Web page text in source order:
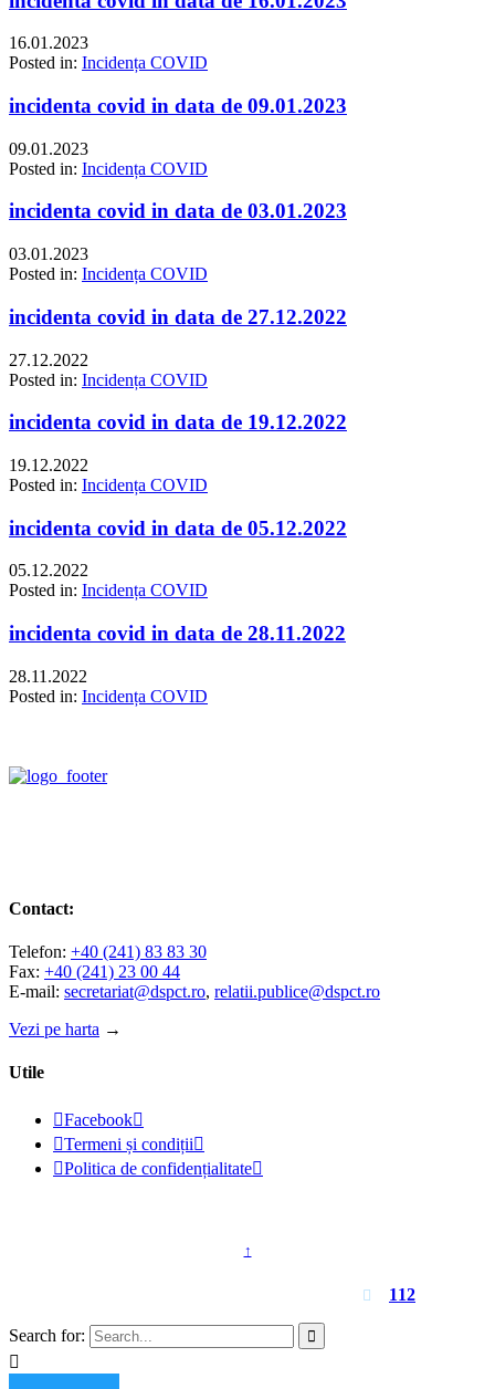
16.01.2023
Posted in: Incidența COVID
incidenta covid in data de 09.01.2023
09.01.2023
Posted in: Incidența COVID
incidenta covid in data de 03.01.2023
03.01.2023
Posted in: Incidența COVID
incidenta covid in data de 27.12.2022
27.12.2022
Posted in: Incidența COVID
incidenta covid in data de 19.12.2022
19.12.2022
Posted in: Incidența COVID
incidenta covid in data de 05.12.2022
05.12.2022
Posted in: Incidența COVID
incidenta covid in data de 28.11.2022
28.11.2022
Posted in: Incidența COVID
Contact:
Telefon: +40 (241) 83 83 30
Fax: +40 (241) 23 00 44
E-mail: secretariat@dspct.ro, relatii.publice@dspct.ro
Vezi pe harta →
Utile
Facebook
Termeni și condiții
Politica de confidențialitate
↑
 112
Search for: 
